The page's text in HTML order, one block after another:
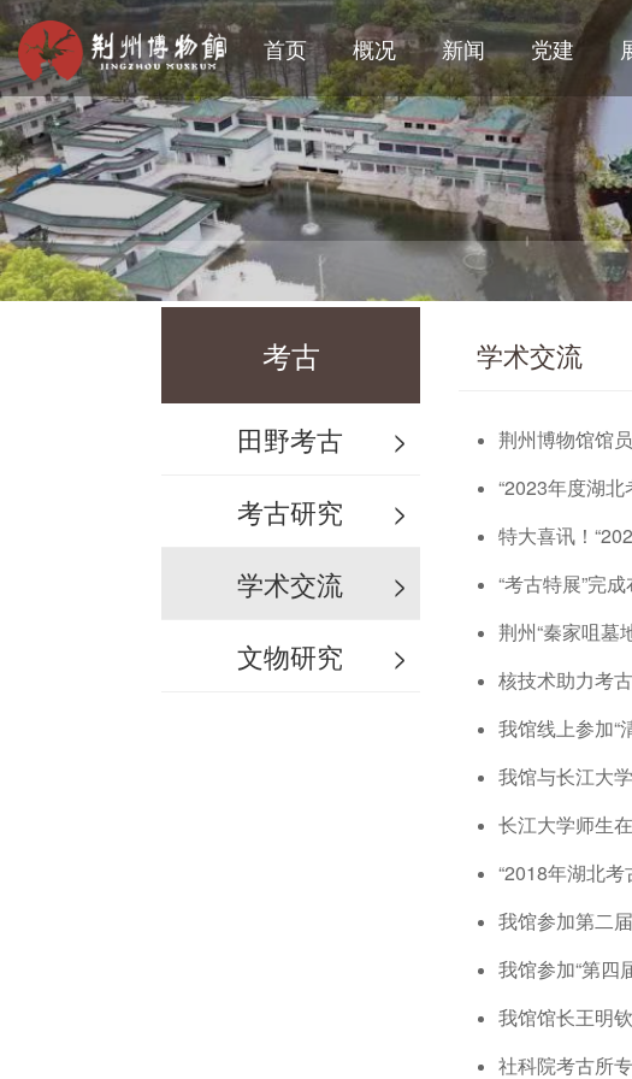
首页 概况 新闻 党建
考古
田野考古
>
考古研究
>
学术交流
>
文物研究
>
学术交流
荆州博物馆馆
“2023年度湖
特大喜讯！
“考古特展”完
荆州“秦家咀墓
核技术助力考
我馆线上参加“
我馆与长江大
长江大学师生
“2018年湖北
我馆参加第二
我馆参加“第四
我馆馆长王明
社科院考古所